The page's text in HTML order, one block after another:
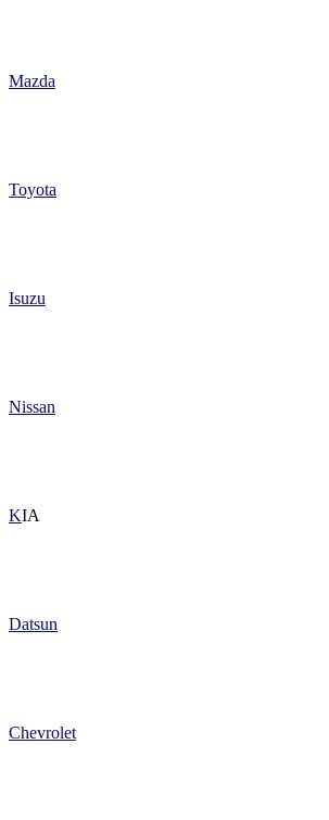
Mazda
Toyota
Isuzu
Nissan
KIA
Datsun
Chevrolet